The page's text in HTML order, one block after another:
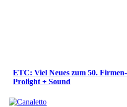
ETC: Viel Neues zum 50.
Prolight + Sound